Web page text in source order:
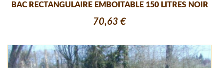
BAC RECTANGULAIRE EMBOITABLE 150 LITRES NOIR
70,63 €